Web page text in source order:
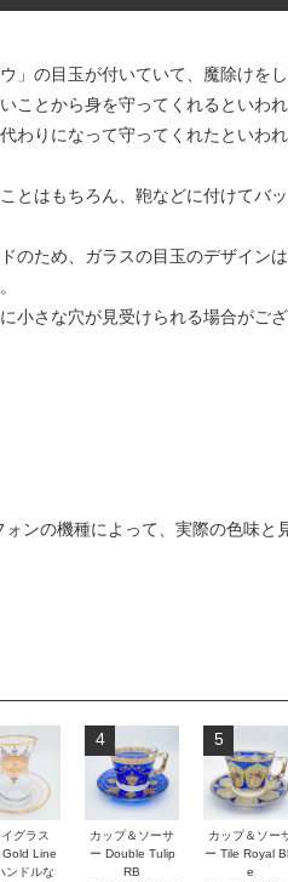
」の目玉が付いていて、魔除けをし
ことから身を守ってくれるといわれ
わりになって守ってくれたといわれ
とはもちろん、鞄などに付けてバ
のため、ガラスの目玉のデザイン
小さな穴が見受けられる場合が
ンの機種によって、実際の色味と
グラス
Gold Line
ンドルな
4
カップ＆ソーサ
ー Double Tulip
RB
5
カップ＆ソー
ー Tile Royal
e